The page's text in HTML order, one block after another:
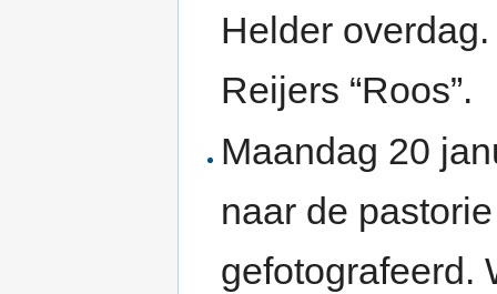
Helder
Reijers “Roos”.
Maandag 20
naar de
gefotografeerd.